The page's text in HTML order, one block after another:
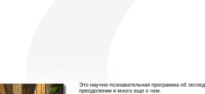
Это научно-познавательная программа об
преодолении и много еще о чем.